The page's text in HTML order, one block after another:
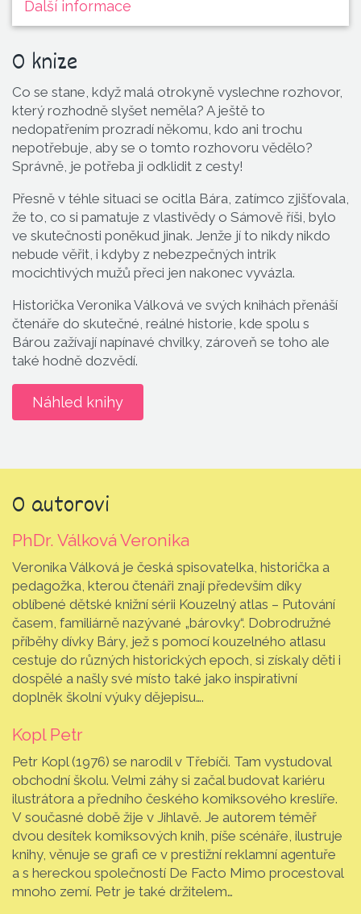
Další informace
O knize
Co se stane, když malá otrokyně vyslechne rozhovor,
který rozhodně slyšet neměla? A ještě to
nedopatřením prozradí někomu, kdo ani trochu
nepotřebuje, aby se o tomto rozhovoru vědělo?
Správně, je potřeba ji odklidit z cesty!
Přesně v téhle situaci se ocitla Bára, zatímco zjišťovala,
že to, co si pamatuje z vlastivědy o Sámově říši, bylo
ve skutečnosti poněkud jinak. Jenže jí to nikdy nikdo
nebude věřit, i kdyby z nebezpečných intrik
mocichtivých mužů přeci jen nakonec vyvázla.
Historička Veronika Válková ve svých knihách přenáší
čtenáře do skutečné, reálné historie, kde spolu s
Bárou zažívají napínavé chvilky, zároveň se toho ale
také hodně dozvědí.
Náhled knihy
O autorovi
PhDr. Válková Veronika
Veronika Válková je česká spisovatelka, historička a
pedagožka, kterou čtenáři znají především díky
oblíbené dětské knižní sérii Kouzelný atlas – Putování
časem, familiárně nazývané „bárovky“. Dobrodružné
příběhy dívky Báry, jež s pomocí kouzelného atlasu
cestuje do různých historických epoch, si získaly děti i
dospělé a našly své místo také jako inspirativní
doplněk školní výuky dějepisu….
Kopl Petr
Petr Kopl (1976) se narodil v Třebíči. Tam vystudoval
obchodní školu. Velmi záhy si začal budovat kariéru
ilustrátora a předního českého komiksového kreslíře.
V současné době žije v Jihlavě. Je autorem téměř
dvou desítek komiksových knih, píše scénáře, ilustruje
knihy, věnuje se grafi ce v prestižní reklamní agentuře
a s hereckou společností De Facto Mimo procestoval
mnoho zemí. Petr je také držitelem…